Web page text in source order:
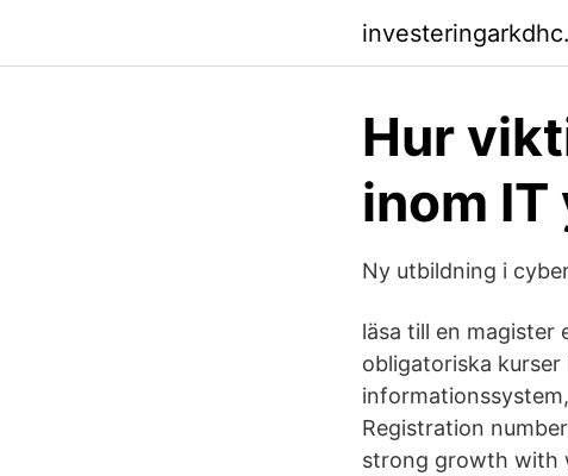
Hur
inom
Ny utbildning i
läsa till en magister
obligatoriska
Registration
strong growth with